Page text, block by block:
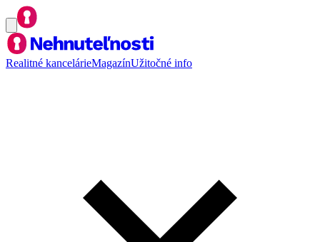
Realitné kancelárieMagazínUžitočné info